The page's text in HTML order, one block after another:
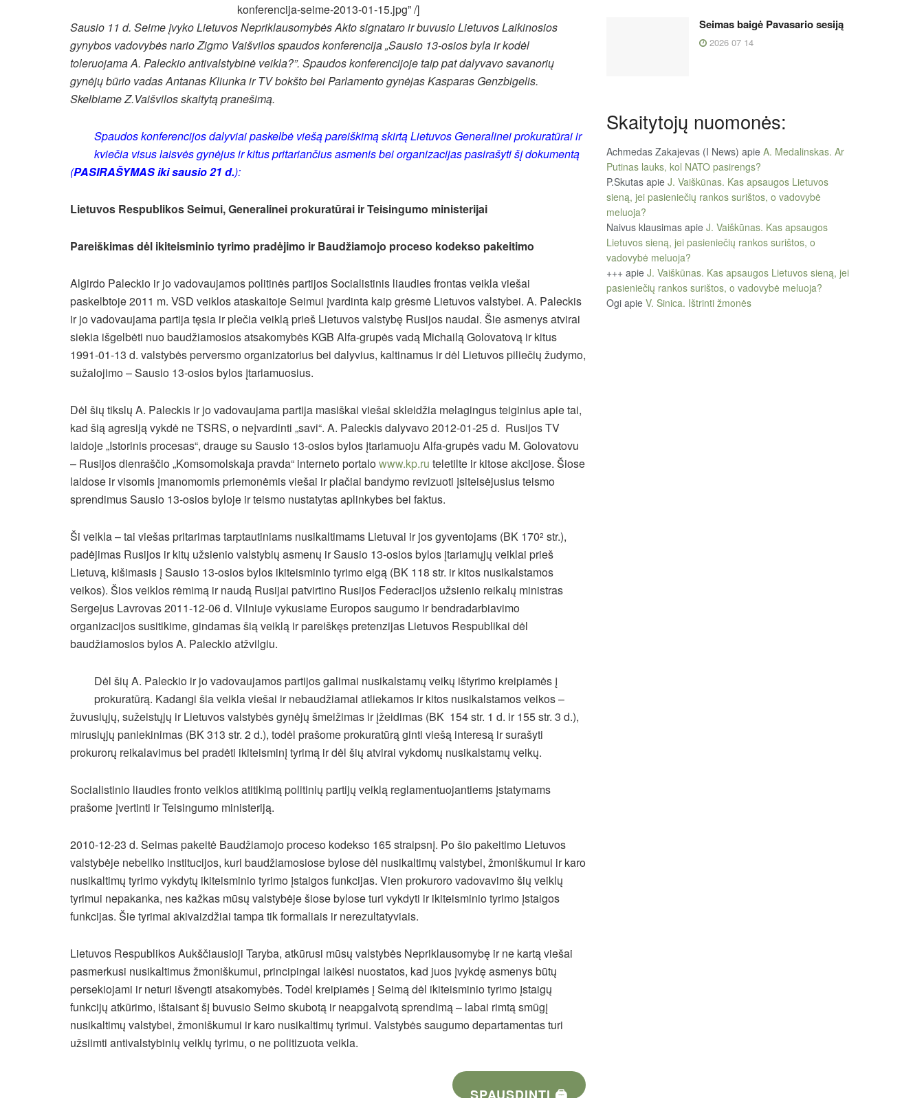
konferencija-seime-2013-01-15.jpg” /]
Sausio 11 d. Seime įvyko Lietuvos Nepriklausomybės Akto signataro ir buvusio Lietuvos Laikinosios
gynybos vadovybės nario Zigmo Vaišvilos spaudos konferencija „Sausio 13-osios byla ir kodėl
toleruojama A. Paleckio antivalstybinė veikla?”. Spaudos konferencijoje taip pat dalyvavo savanorių
gynėjų būrio vadas Antanas Kliunka ir TV bokšto bei Parlamento gynėjas Kasparas Genzbigelis.
Skelbiame Z.Vaišvilos skaitytą pranešimą.
Spaudos konferencijos dalyviai paskelbė viešą pareiškimą skirtą Lietuvos Generalinei prokuratūrai ir
kviečia visus laisvės gynėjus ir kitus pritariančius asmenis bei organizacijas pasirašyti šį dokumentą
(PASIRAŠYMAS iki sausio 21 d.):
Lietuvos Respublikos Seimui, Generalinei prokuratūrai ir Teisingumo ministerijai
Pareiškimas dėl ikiteisminio tyrimo pradėjimo ir Baudžiamojo proceso kodekso pakeitimo
Algirdo Paleckio ir jo vadovaujamos politinės partijos Socialistinis liaudies frontas veikla viešai
paskelbtoje 2011 m. VSD veiklos ataskaitoje Seimui įvardinta kaip grėsmė Lietuvos valstybei. A. Paleckis
ir jo vadovaujama partija tęsia ir plečia veiklą prieš Lietuvos valstybę Rusijos naudai. Šie asmenys atvirai
siekia išgelbėti nuo baudžiamosios atsakomybės KGB Alfa-grupės vadą Michailą Golovatovą ir kitus
1991-01-13 d. valstybės perversmo organizatorius bei dalyvius, kaltinamus ir dėl Lietuvos piliečių žudymo,
sužalojimo – Sausio 13-osios bylos įtariamuosius.
Dėl šių tikslų A. Paleckis ir jo vadovaujama partija masiškai viešai skleidžia melagingus teiginius apie tai,
kad šią agresiją vykdė ne TSRS, o neįvardinti „savi“. A. Paleckis dalyvavo 2012-01-25 d. Rusijos TV
laidoje „Istorinis procesas“, drauge su Sausio 13-osios bylos įtariamuoju Alfa-grupės vadu M. Golovatovu
– Rusijos dienraščio „Komsomolskaja pravda“ interneto portalowww.kp.ru teletilte ir kitose akcijose. Šiose
laidose ir visomis įmanomomis priemonėmis viešai ir plačiai bandymo revizuoti įsiteisėjusius teismo
sprendimus Sausio 13-osios byloje ir teismo nustatytas aplinkybes bei faktus.
Ši veikla – tai viešas pritarimas tarptautiniams nusikaltimams Lietuvai ir jos gyventojams (BK 1702 str.),
padėjimas Rusijos ir kitų užsienio valstybių asmenų ir Sausio 13-osios bylos įtariamųjų veiklai prieš
Lietuvą, kišimasis į Sausio 13-osios bylos ikiteisminio tyrimo eigą (BK 118 str. ir kitos nusikalstamos
veikos). Šios veiklos rėmimą ir naudą Rusijai patvirtino Rusijos Federacijos užsienio reikalų ministras
Sergejus Lavrovas 2011-12-06 d. Vilniuje vykusiame Europos saugumo ir bendradarbiavimo
organizacijos susitikime, gindamas šią veiklą ir pareiškęs pretenzijas Lietuvos Respublikai dėl
baudžiamosios bylos A. Paleckio atžvilgiu.
Dėl šių A. Paleckio ir jo vadovaujamos partijos galimai nusikalstamų veikų ištyrimo kreipiamės į
prokuratūrą. Kadangi šia veikla viešai ir nebaudžiamai atliekamos ir kitos nusikalstamos veikos –
žuvusiųjų, sužeistųjų ir Lietuvos valstybės gynėjų šmeižimas ir įžeidimas (BK 154 str. 1 d. ir 155 str. 3 d.),
mirusiųjų paniekinimas (BK 313 str. 2 d.), todėl prašome prokuratūrą ginti viešą interesą ir surašyti
prokurorų reikalavimus bei pradėti ikiteisminį tyrimą ir dėl šių atvirai vykdomų nusikalstamų veikų.
Socialistinio liaudies fronto veiklos atitikimą politinių partijų veiklą reglamentuojantiems įstatymams
prašome įvertinti ir Teisingumo ministeriją.
2010-12-23 d. Seimas pakeitė Baudžiamojo proceso kodekso 165 straipsnį. Po šio pakeitimo Lietuvos
valstybėje nebeliko institucijos, kuri baudžiamosiose bylose dėl nusikaltimų valstybei, žmoniškumui ir karo
nusikaltimų tyrimo vykdytų ikiteisminio tyrimo įstaigos funkcijas. Vien prokuroro vadovavimo šių veiklų
tyrimui nepakanka, nes kažkas mūsų valstybėje šiose bylose turi vykdyti ir ikiteisminio tyrimo įstaigos
funkcijas. Šie tyrimai akivaizdžiai tampa tik formaliais ir nerezultatyviais.
Lietuvos Respublikos Aukščiausioji Taryba, atkūrusi mūsų valstybės Nepriklausomybę ir ne kartą viešai
pasmerkusi nusikaltimus žmoniškumui, principingai laikėsi nuostatos, kad juos įvykdę asmenys būtų
persekiojami ir neturi išvengti atsakomybės. Todėl kreipiamės į Seimą dėl ikiteisminio tyrimo įstaigų
funkcijų atkūrimo, ištaisant šį buvusio Seimo skubotą ir neapgalvotą sprendimą – labai rimtą smūgį
nusikaltimų valstybei, žmoniškumui ir karo nusikaltimų tyrimui. Valstybės saugumo departamentas turi
užsiimti antivalstybinių veiklų tyrimu, o ne politizuota veikla.
SPAUSDINTI 🖨
Seimas baigė Pavasario sesiją
2026 07 14
Skaitytojų nuomonės:
Achmedas Zakajevas (I News) apie A. Medalinskas. Ar
Putinas lauks, kol NATO pasirengs?
P.Skutas apie J. Vaiškūnas. Kas apsaugos Lietuvos
sieną, jei pasieniečių rankos surištos, o vadovybė
meluoja?
Naivus klausimas apie J. Vaiškūnas. Kas apsaugos
Lietuvos sieną, jei pasieniečių rankos surištos, o
vadovybė meluoja?
+++ apie J. Vaiškūnas. Kas apsaugos Lietuvos sieną, jei
pasieniečių rankos surištos, o vadovybė meluoja?
Ogi apie V. Sinica. Ištrinti žmonės